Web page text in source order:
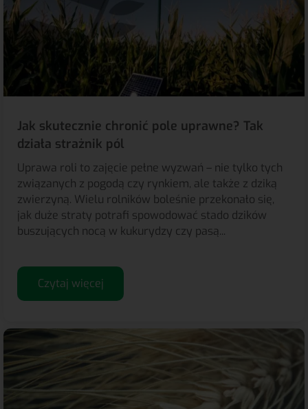
Jak skutecznie chronić pole uprawne? Tak
działa strażnik pól
Uprawa roli to zajęcie pełne wyzwań – nie tylko tych
związanych z pogodą czy rynkiem, ale także z dziką
zwierzyną. Wielu rolników boleśnie przekonało się,
jak duże straty potrafi spowodować stado dzików
buszujących nocą w kukurydzy czy pasą...
Czytaj więcej